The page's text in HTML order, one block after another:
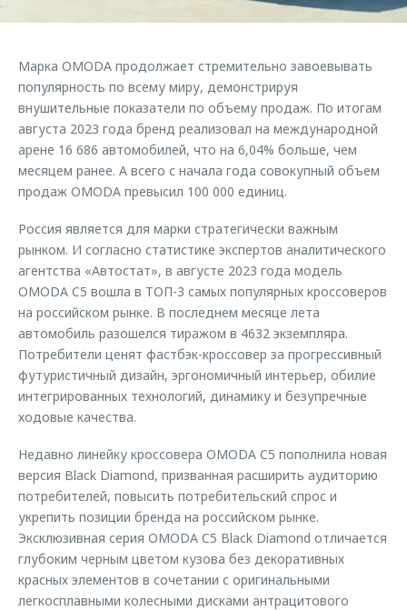
Аксессуары
Одежда и сувениры
Оригинальные аксессуары
Запчасти
Калькулятор трейд-ин
Клуб владельцев OMODA
Приложение O&J
Аксессуары
Одежда и сувениры
Запчасти
Обратная связь
Марка OMODA продолжает стремительно завоевывать
популярность по всему миру, демонстрируя
внушительные показатели по объему продаж. По итогам
августа 2023 года бренд реализовал на международной
арене 16 686 автомобилей, что на 6,04% больше, чем
месяцем ранее. А всего с начала года совокупный объем
продаж OMODA превысил 100 000 единиц.
Россия является для марки стратегически важным
рынком. И согласно статистике экспертов аналитического
агентства «Автостат», в августе 2023 года модель
OMODA C5 вошла в ТОП-3 самых популярных кроссоверов
на российском рынке. В последнем месяце лета
автомобиль разошелся тиражом в 4632 экземпляра.
Потребители ценят фастбэк-кроссовер за прогрессивный
футуристичный дизайн, эргономичный интерьер, обилие
интегрированных технологий, динамику и безупречные
ходовые качества.
Недавно линейку кроссовера OMODA C5 пополнила новая
версия Black Diamond, призванная расширить аудиторию
потребителей, повысить потребительский спрос и
укрепить позиции бренда на российском рынке.
Эксклюзивная серия OMODA C5 Black Diamond отличается
глубоким черным цветом кузова без декоративных
красных элементов в сочетании с оригинальными
легкосплавными колесными дисками антрацитового